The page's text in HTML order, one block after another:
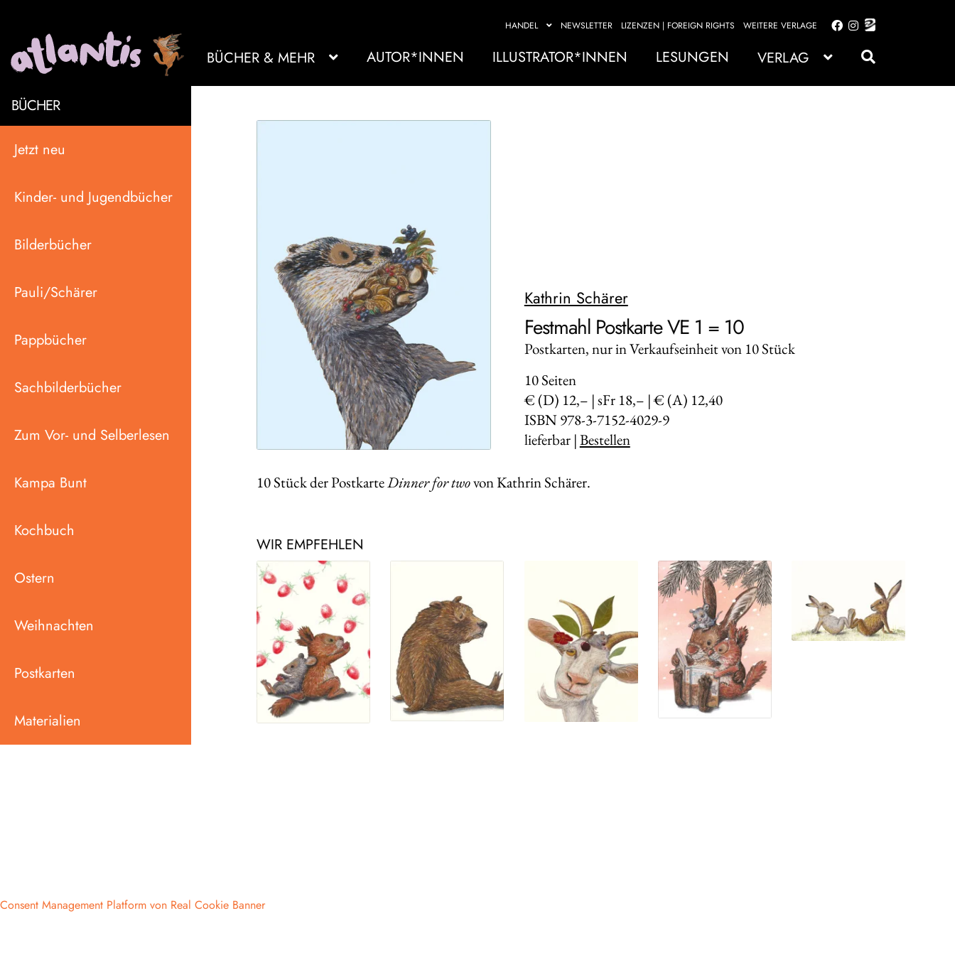
HANDEL NEWSLETTER LIZENZEN | FOREIGN RIGHTS WEITERE VERLAGE
Zur
springen
Zum
springen
BÜCHER & MEHR AUTOR*INNEN ILLUSTRATOR*INNEN LESUNGEN VERLAG
BÜCHER
Jetzt neu
Kinder- und Jugendbücher
Bilderbücher
Pauli/Schärer
Pappbücher
Sachbilderbücher
Zum Vor- und Selberlesen
Kampa Bunt
Kochbuch
Ostern
Weihnachten
Postkarten
Materialien
Kathrin Schärer
Festmahl Postkarte VE 1 = 10
Postkarten, nur in Verkaufseinheit von 10 Stück
10Seiten
€ (D) 12,– | sFr 18,– | € (A) 12,40
ISBN 978-3-7152-4029-9
lieferbar |Bestellen
10 Stück der PostkarteDinner for twovon Kathrin Schärer.
WIR EMPFEHLEN
Consent Management Platform von Real Cookie Banner